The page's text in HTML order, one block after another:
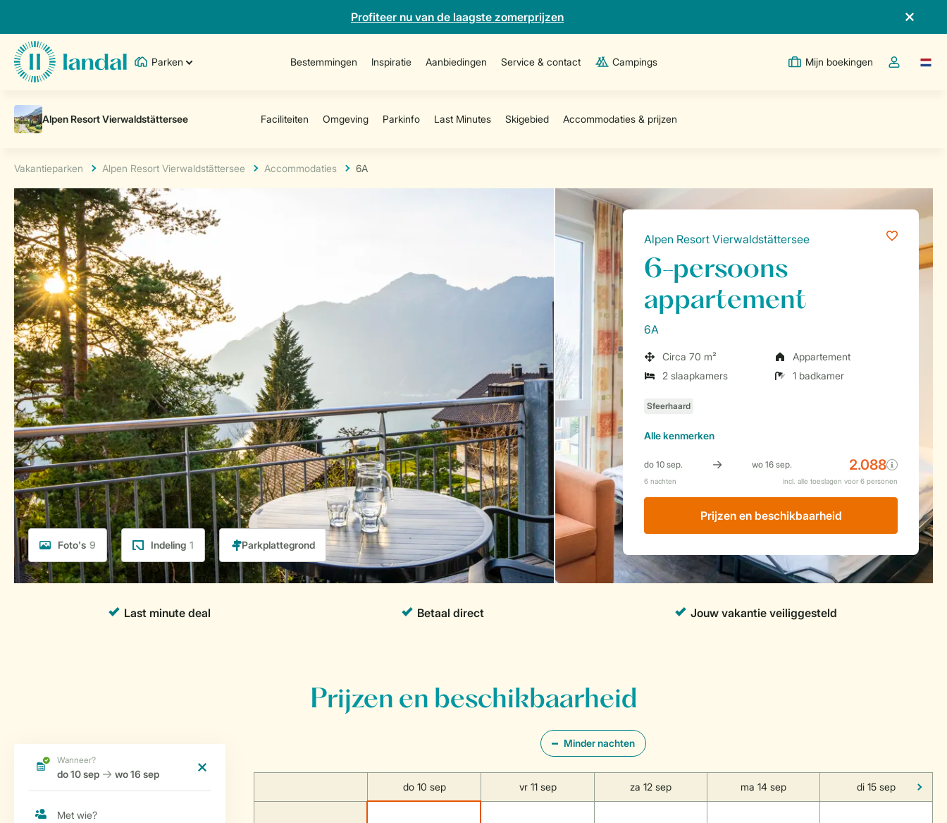
Profiteer nu van de laagste zomerprijzen
Parken Bestemmingen Inspiratie Aanbiedingen Service & contact Campings Mijn boekingen
Open deTaal
Vakantieparken Alpen Resort Vierwaldstättersee Accommodaties 6A
Foto's 9 Indeling 1
Alpen Resort Vierwaldstättersee
6-persoons
appartement
6A
Circa 70 m²
Appartement
2 slaapkamers
1 badkamer
Allekenmerken
Prijzen en beschikbaarheid
Prijzen en beschikbaarheid
Minder nachten
do 10 sep vr 11 sep za 12 sep ma 14 sep di 15 sep